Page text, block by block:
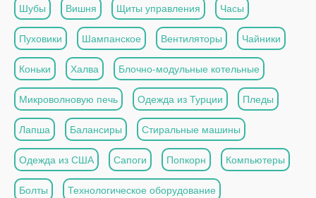
Шубы Вишня Щиты управления Часы
Пуховики Шампанское Вентиляторы Чайники
Коньки Халва Блочно-модульные котельные
Микроволновую печь Одежда из Турции Пледы
Лапша Балансиры Стиральные машины
Одежда из США Сапоги Попкорн Компьютеры
Болты Технологическое оборудование